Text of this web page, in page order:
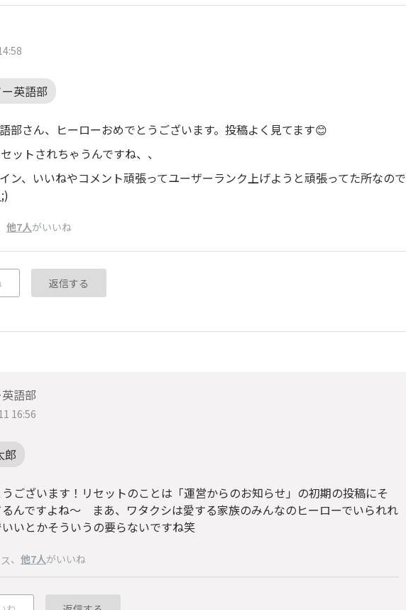
英語部
部さん、ヒーローおめでとうございます。投稿よく見てます😊
ットされちゃうんですね、、
ン、いいねやコメント頑張ってユーザーランク上げようと頑張ってた所なので
他7人がいいね
返信する
語部
16:56
郎
ございます！リセットのことは「運営からのお知らせ」の初期の投稿にそ
るんですよね～ まあ、ワタクシは愛する家族のみんなのヒーローでいられれ
いとかそういうの要らないですね笑
、 他7人がいいね